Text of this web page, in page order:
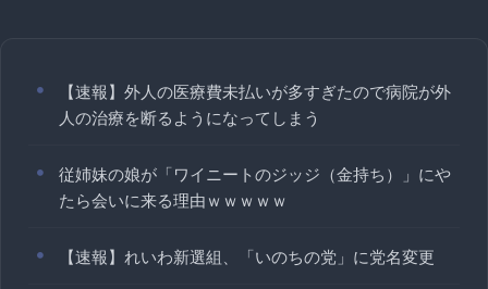
【速報】外人の医療費未払いが多すぎたので病院が外
人の治療を断るようになってしまう
従姉妹の娘が「ワイニートのジッジ（金持ち）」にや
たら会いに来る理由ｗｗｗｗｗ
【速報】れいわ新選組、「いのちの党」に党名変更